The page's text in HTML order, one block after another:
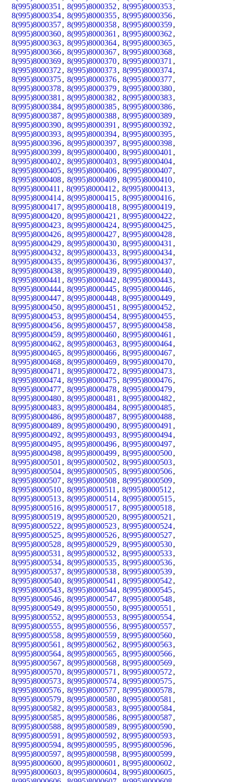
8(995)8000351 , 8(995)8000352 , 8(995)8000353,
8(995)8000354, 8(995)8000355, 8(995)8000356,
8(995)8000357, 8(995)8000358, 8(995)8000359,
8(995)8000360, 8(995)8000361 , 8(995)8000362 ,
8(995)8000363, 8(995)8000364, 8(995)8000365,
8(995)8000366, 8(995)8000367, 8(995)8000368,
8(995)8000369, 8(995)8000370, 8(995)8000371 ,
8(995)8000372 , 8(995)8000373, 8(995)8000374,
8(995)8000375, 8(995)8000376, 8(995)8000377,
8(995)8000378, 8(995)8000379, 8(995)8000380,
8(995)8000381 , 8(995)8000382 , 8(995)8000383,
8(995)8000384, 8(995)8000385, 8(995)8000386,
8(995)8000387, 8(995)8000388, 8(995)8000389,
8(995)8000390, 8(995)8000391 , 8(995)8000392 ,
8(995)8000393, 8(995)8000394, 8(995)8000395,
8(995)8000396, 8(995)8000397, 8(995)8000398,
8(995)8000399, 8(995)8000400, 8(995)8000401 ,
8(995)8000402 , 8(995)8000403, 8(995)8000404,
8(995)8000405, 8(995)8000406, 8(995)8000407,
8(995)8000408, 8(995)8000409, 8(995)8000410,
8(995)8000411 , 8(995)8000412 , 8(995)8000413,
8(995)8000414, 8(995)8000415, 8(995)8000416,
8(995)8000417, 8(995)8000418, 8(995)8000419,
8(995)8000420, 8(995)8000421 , 8(995)8000422 ,
8(995)8000423, 8(995)8000424, 8(995)8000425,
8(995)8000426, 8(995)8000427, 8(995)8000428,
8(995)8000429, 8(995)8000430, 8(995)8000431 ,
8(995)8000432 , 8(995)8000433, 8(995)8000434,
8(995)8000435, 8(995)8000436, 8(995)8000437,
8(995)8000438, 8(995)8000439, 8(995)8000440,
8(995)8000441 , 8(995)8000442 , 8(995)8000443,
8(995)8000444, 8(995)8000445, 8(995)8000446,
8(995)8000447, 8(995)8000448, 8(995)8000449,
8(995)8000450, 8(995)8000451 , 8(995)8000452 ,
8(995)8000453, 8(995)8000454, 8(995)8000455,
8(995)8000456, 8(995)8000457, 8(995)8000458,
8(995)8000459, 8(995)8000460, 8(995)8000461 ,
8(995)8000462 , 8(995)8000463, 8(995)8000464,
8(995)8000465, 8(995)8000466, 8(995)8000467,
8(995)8000468, 8(995)8000469, 8(995)8000470,
8(995)8000471 , 8(995)8000472 , 8(995)8000473,
8(995)8000474, 8(995)8000475, 8(995)8000476,
8(995)8000477, 8(995)8000478, 8(995)8000479,
8(995)8000480, 8(995)8000481 , 8(995)8000482 ,
8(995)8000483, 8(995)8000484, 8(995)8000485,
8(995)8000486, 8(995)8000487, 8(995)8000488,
8(995)8000489, 8(995)8000490, 8(995)8000491 ,
8(995)8000492 , 8(995)8000493, 8(995)8000494,
8(995)8000495, 8(995)8000496, 8(995)8000497,
8(995)8000498, 8(995)8000499, 8(995)8000500,
8(995)8000501 , 8(995)8000502 , 8(995)8000503,
8(995)8000504, 8(995)8000505, 8(995)8000506,
8(995)8000507, 8(995)8000508, 8(995)8000509,
8(995)8000510, 8(995)8000511 , 8(995)8000512 ,
8(995)8000513, 8(995)8000514, 8(995)8000515,
8(995)8000516, 8(995)8000517, 8(995)8000518,
8(995)8000519, 8(995)8000520, 8(995)8000521 ,
8(995)8000522 , 8(995)8000523, 8(995)8000524,
8(995)8000525, 8(995)8000526, 8(995)8000527,
8(995)8000528, 8(995)8000529, 8(995)8000530,
8(995)8000531 , 8(995)8000532 , 8(995)8000533,
8(995)8000534, 8(995)8000535, 8(995)8000536,
8(995)8000537, 8(995)8000538, 8(995)8000539,
8(995)8000540, 8(995)8000541 , 8(995)8000542 ,
8(995)8000543, 8(995)8000544, 8(995)8000545,
8(995)8000546, 8(995)8000547, 8(995)8000548,
8(995)8000549, 8(995)8000550, 8(995)8000551 ,
8(995)8000552 , 8(995)8000553, 8(995)8000554,
8(995)8000555, 8(995)8000556, 8(995)8000557,
8(995)8000558, 8(995)8000559, 8(995)8000560,
8(995)8000561 , 8(995)8000562 , 8(995)8000563,
8(995)8000564, 8(995)8000565, 8(995)8000566,
8(995)8000567, 8(995)8000568, 8(995)8000569,
8(995)8000570, 8(995)8000571 , 8(995)8000572 ,
8(995)8000573, 8(995)8000574, 8(995)8000575,
8(995)8000576, 8(995)8000577, 8(995)8000578,
8(995)8000579, 8(995)8000580, 8(995)8000581 ,
8(995)8000582 , 8(995)8000583, 8(995)8000584,
8(995)8000585, 8(995)8000586, 8(995)8000587,
8(995)8000588, 8(995)8000589, 8(995)8000590,
8(995)8000591 , 8(995)8000592 , 8(995)8000593,
8(995)8000594, 8(995)8000595, 8(995)8000596,
8(995)8000597, 8(995)8000598, 8(995)8000599,
8(995)8000600, 8(995)8000601 , 8(995)8000602 ,
8(995)8000603, 8(995)8000604, 8(995)8000605,